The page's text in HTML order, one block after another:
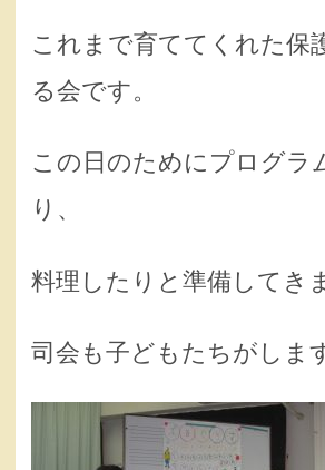
これまで育ててくれた保
る会です。
この日のためにプログラ
り、
料理したりと準備してき
司会も子どもたちがしま